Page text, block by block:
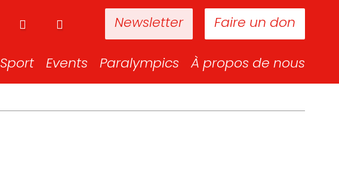
Faire un don
Newsletter
Sport Events Paralympics À propos de nous